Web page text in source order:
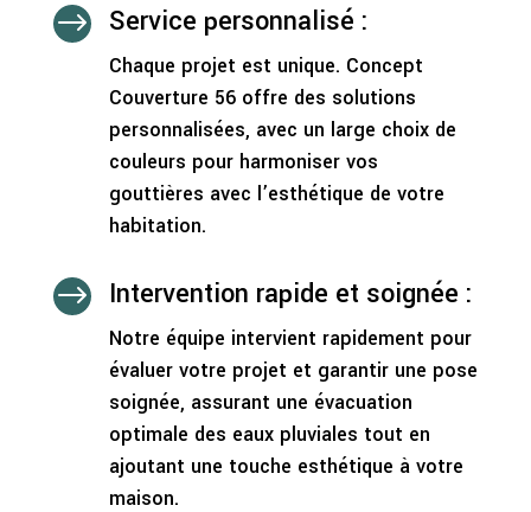
$ Service personnalisé :
Chaque projet est unique. Concept
Couverture 56 offre des solutions
personnalisées, avec un large choix de
couleurs pour harmoniser vos
gouttières avec l’esthétique de votre
habitation.
$ Intervention rapide et soignée :
Notre équipe intervient rapidement pour
évaluer votre projet et garantir une pose
soignée, assurant une évacuation
optimale des eaux pluviales tout en
ajoutant une touche esthétique à votre
maison.